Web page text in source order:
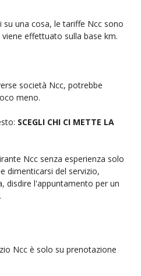
una cosa, le tariffe Ncc sono
effettuato sulla base km.
società Ncc, potrebbe
meno.
SCEGLI CHI CI METTE LA
Ncc senza esperienza solo
dimenticarsi del servizio,
disdire l'appuntamento per un
Ncc è solo su prenotazione